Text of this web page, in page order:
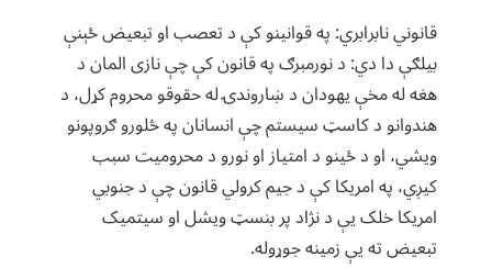
قانوني نابرابري: په قوانینو کې د تعصب او تبعیض ځېنې
بیلګې دا دي: د نورمبرګ په قانون کې چې نازی المان د
هغه له مخې یهودان د ښاروندۍ له حقوقو محروم کړل، د
هندوانو د کاسټ سیستم چې انسانان په څلورو ګروپونو
ویشي، او د ځینو د امتیاز او نورو د محرومیت سبب
کیږي، په امریکا کې د جیم کرولي قانون چې د جنوبي
امریکا خلک یې د نژاد پر بنسټ ویشل او سیتمیک
تبعیض ته یې زمینه جوړوله.